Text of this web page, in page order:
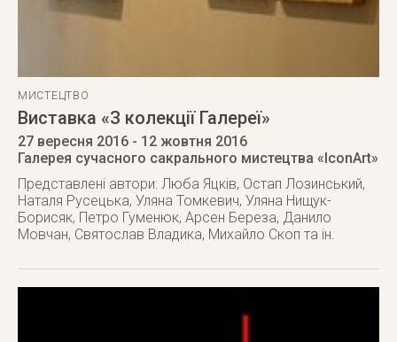
МИСТЕЦТВО
Виставка «З колекції Галереї»
27 вересня 2016 - 12 жовтня 2016
Галерея сучасного сакрального мистецтва «IconArt»
Представлені автори: Люба Яцків, Остап Лозинський,
Наталя Русецька, Уляна Томкевич, Уляна Нищук-
Борисяк, Петро Гуменюк, Арсен Береза, Данило
Мовчан, Святослав Владика, Михайло Скоп та ін.